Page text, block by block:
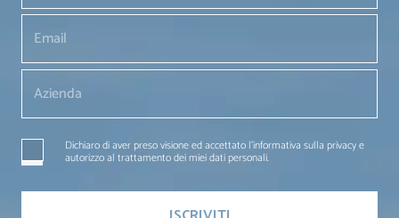
Dichiaro di aver preso visione ed accettato l'informativa sulla privacy e
autorizzo al trattamento dei miei dati personali.